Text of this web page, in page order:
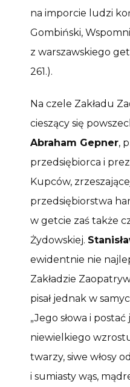
na imporcie ludzi
Gombiński,
z warszawskiego
261.).
Na czele Zakładu
cieszący się
Abraham Gepner,
przedsiębiorca i
Kupców,
przedsiębiorstwa
w getcie zaś także
Żydowskiej.
ewidentnie nie
Zakładzie
pisał jednak w
„Jego słowa i
niewielkiego
twarzy, siwe włosy
i sumiasty wąs,